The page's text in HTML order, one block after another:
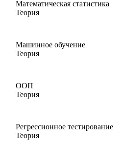
Математическая статистика
Теория
Машинное обучение
Теория
ООП
Теория
Регрессионное тестирование
Теория